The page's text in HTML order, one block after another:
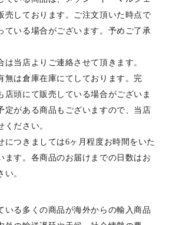
売しております。ご注文頂いた時点で
ている場合がございます。予めご了承
は当店よりご連絡させて頂きます。
無は倉庫在庫にてしております。完
店頭にて販売している場合がございま
定がある商品もございますので、当店
ください。
につきましては6ヶ月程度お時間をいた
ます。各商品のお届けまでの日数はお
い。
いる多くの商品が海外からの輸入商品